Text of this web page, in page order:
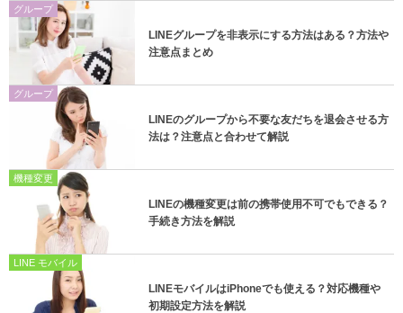
グループ
LINEグループを非表示にする方法はある？方法や
注意点まとめ
グループ
LINEのグループから不要な友だちを退会させる方
法は？注意点と合わせて解説
機種変更
LINEの機種変更は前の携帯使用不可でもできる？
手続き方法を解説
LINE モバイル
LINEモバイルはiPhoneでも使える？対応機種や
初期設定方法を解説